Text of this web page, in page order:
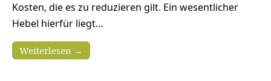
Kosten, die es zu reduzieren gilt. Ein wesentlicher
Hebel hierfür liegt…
Weiterlesen →